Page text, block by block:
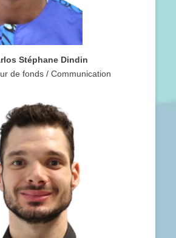
Stéphane Dindin
de fonds / Communication